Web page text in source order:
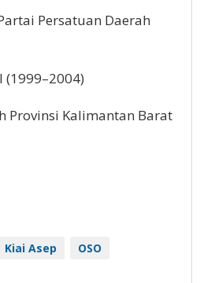
Persatuan Daerah
(1999–2004)
Provinsi Kalimantan Barat
Kiai Asep
OSO